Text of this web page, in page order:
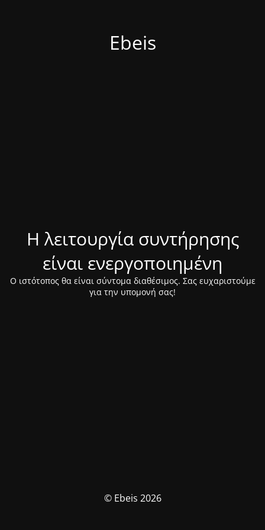
Ebeis
Η λειτουργία συντήρησης
είναι ενεργοποιημένη
Ο ιστότοπος θα είναι σύντομα διαθέσιμος. Σας ευχαριστούμε
για την υπομονή σας!
© Ebeis 2026